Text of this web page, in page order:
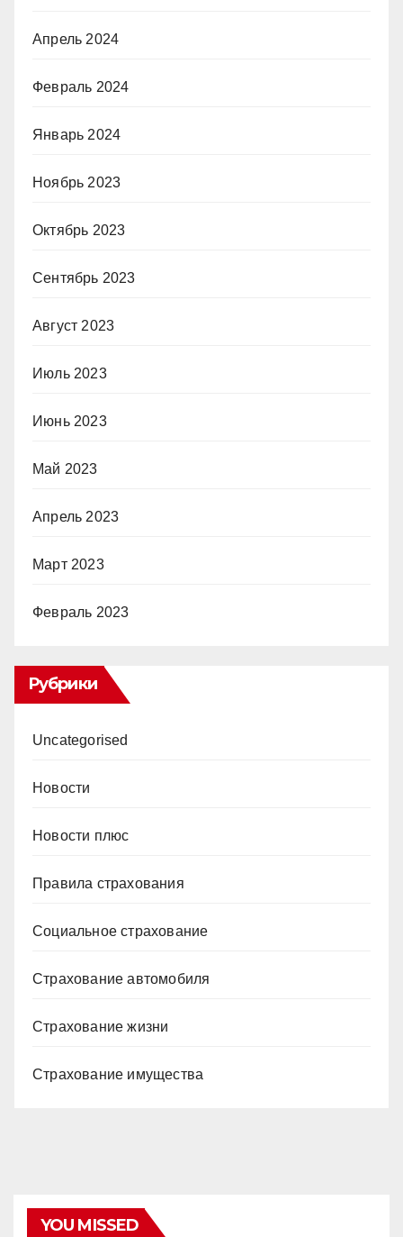
Апрель 2024
Февраль 2024
Январь 2024
Ноябрь 2023
Октябрь 2023
Сентябрь 2023
Август 2023
Июль 2023
Июнь 2023
Май 2023
Апрель 2023
Март 2023
Февраль 2023
Рубрики
Uncategorised
Новости
Новости плюс
Правила страхования
Социальное страхование
Страхование автомобиля
Страхование жизни
Страхование имущества
YOU MISSED